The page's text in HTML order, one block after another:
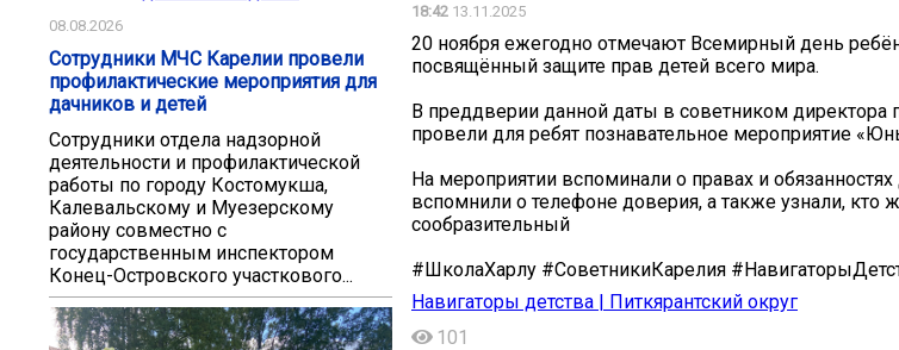
08.08.2026
Сотрудники МЧС Карелии провели
профилактические мероприятия для
дачников и детей
Сотрудники отдела надзорной
деятельности и профилактической
работы по городу Костомукша,
Калевальскому и Муезерскому
району совместно с
государственным инспектором
Конец-Островского участкового...
18:42 13.11.2025
20 ноября ежегодно отмечают Всемирный день
посвящённый защите прав детей всего мира.
В преддверии данной даты в советником директора
провели для ребят познавательное мероприятие
На мероприятии вспоминали о правах и
вспомнили о телефоне доверия, а также узнали,
сообразительный
#ШколаХарлу #СоветникиКарелия
Навигаторы детства | Питкярантский округ
101